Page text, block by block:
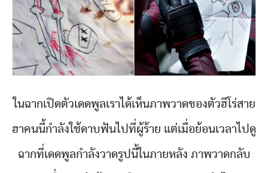
ในฉากเปิดตัวเดดพูลเราได้เห็นภาพวาดของตัวฮีโร่สาย
ฮาคนนี้กำลังใช้ดาบฟันไปที่ผู้ร้าย แต่เมื่อย้อนเวลาไปดู
ฉากที่เดดพูลกำลังวาดรูปนี้ในภายหลัง ภาพวาดกลับ